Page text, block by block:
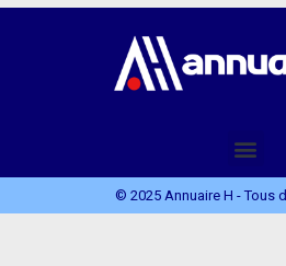
© 2025 Annuaire H - Tous